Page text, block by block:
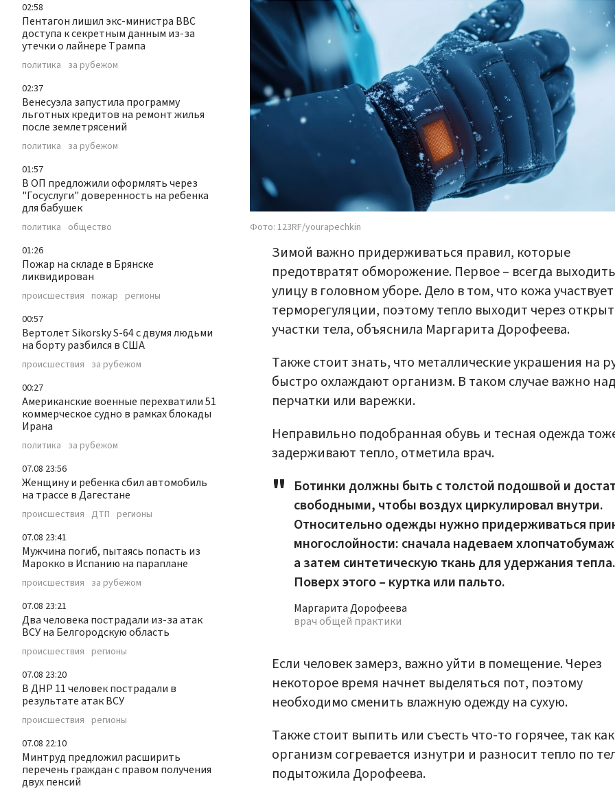
02:58
Пентагон лишил экс-министра ВВС
доступа к секретным данным из-за
утечки о лайнере Трампа
политика за рубежом
02:37
Венесуэла запустила программу
льготных кредитов на ремонт жилья
после землетрясений
политика за рубежом
01:57
В ОП предложили оформлять через
"Госуслуги" доверенность на ребенка
для бабушек
политика общество
01:26
Пожар на складе в Брянске
ликвидирован
происшествия пожар регионы
00:57
Вертолет Sikorsky S-64 с двумя людьми
на борту разбился в США
происшествия за рубежом
00:27
Американские военные перехватили 51
коммерческое судно в рамках блокады
Ирана
политика за рубежом
07.08 23:56
Женщину и ребенка сбил автомобиль
на трассе в Дагестане
происшествия ДТП регионы
07.08 23:41
Мужчина погиб, пытаясь попасть из
Марокко в Испанию на параплане
происшествия за рубежом
07.08 23:21
Два человека пострадали из-за атак
ВСУ на Белгородскую область
происшествия регионы
07.08 23:20
В ДНР 11 человек пострадали в
результате атак ВСУ
происшествия регионы
07.08 22:10
Минтруд предложил расширить
перечень граждан с правом получения
двух пенсий
Фото: 123RF/yourapechkin
Зимой важно придерживаться правил, которые
предотвратят обморожение. Первое – всегда
улицу в головном уборе. Дело в том, что кожа
терморегуляции, поэтому тепло выходит через
участки тела, объяснила Маргарита Дорофеева.
Также стоит знать, что металлические украшения на
быстро охлаждают организм. В таком случае важно
перчатки или варежки.
Неправильно подобранная обувь и тесная одежда
задерживают тепло, отметила врач.
Ботинки должны быть с толстой подошвой и
свободными, чтобы воздух циркулировал внутри.
Относительно одежды нужно придерживаться
многослойности: сначала надеваем
а затем синтетическую ткань для удержания тепла.
Поверх этого – куртка или пальто.
Маргарита Дорофеева
врач общей практики
Если человек замерз, важно уйти в помещение. Через
некоторое время начнет выделяться пот, поэтому
необходимо сменить влажную одежду на сухую.
Также стоит выпить или съесть что-то горячее, так как
организм согревается изнутри и разносит тепло по
подытожила Дорофеева.